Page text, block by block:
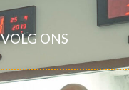
VOLG ONS